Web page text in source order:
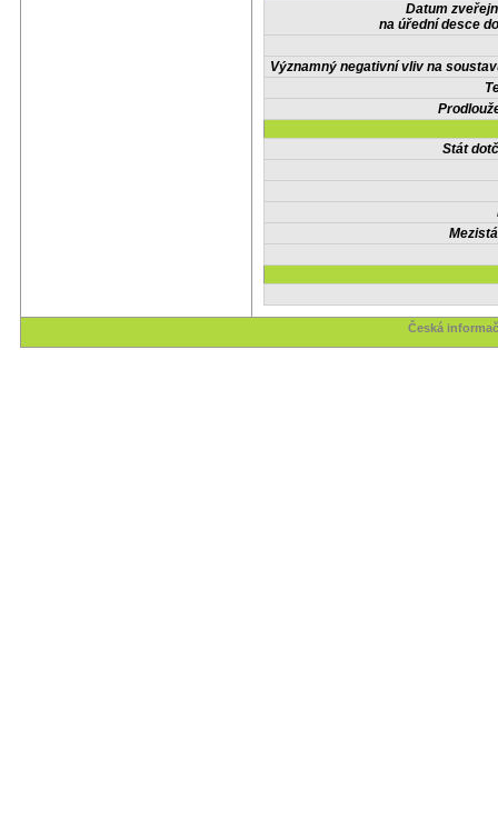
Datum
na úřední desce
Významný negativní vliv na
Stát
Česká